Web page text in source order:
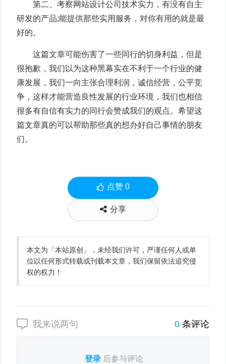
第二、考察网站设计公司技术实力，有没有自主
研发的产品;能提供那些实用服务，对你有用的就是最
好的。
这篇文章可能伤害了一些同行的切身利益，但是
很抱歉，我们以为这种黑幕实在不利于一个行业的健
康发展，我们一向主张合理利润，诚信经营，公平竞
争，这样才能营造良性发展的行业环境，我们也相信
很多有自信有实力的同行会赞成我们的观点。希望这
篇文章真的可以帮助那些真的想办好自己事情的朋友
们。
点赞 0
分享
本文为「本站原创」，未经我们许可，严谨任何人或单
位以任何形式转载或刊载本文章，我们保留依法追究侵
权的权力！
我来说两句 0 条评论
登录 后参与评论